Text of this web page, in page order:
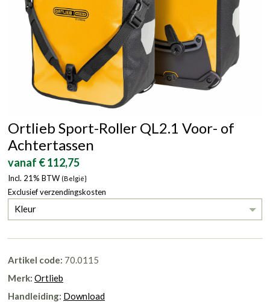
Ortlieb Sport-Roller QL2.1 Voor- of
Achtertassen
vanaf € 112,75
Incl. 21% BTW (België}
Exclusief verzendingskosten
Kleur
Artikel code: 70.0115
Merk: Ortlieb
Handleiding: Download